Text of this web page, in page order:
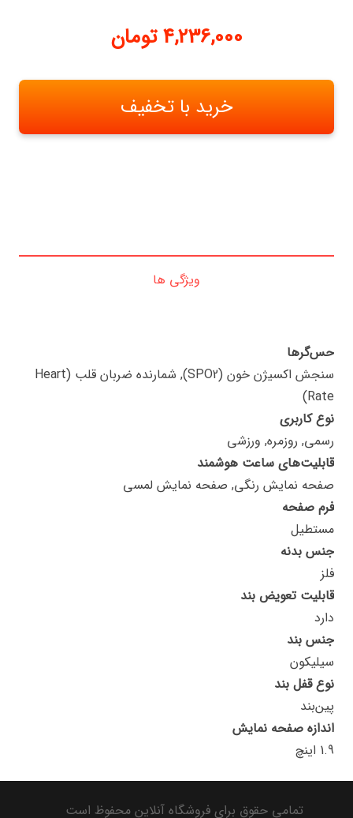
4,236,000 تومان
خرید با تخفیف
ویژگی ها
حس‌گرها
سنجش اکسیژن خون (SPO2), شمارنده ضربان قلب (Heart
Rate)
نوع کاربری
رسمی, روزمره, ورزشی
قابلیت‌های ساعت هوشمند
صفحه نمایش رنگی, صفحه نمایش لمسی
فرم صفحه
مستطیل
جنس بدنه
فلز
قابلیت تعویض بند
دارد
جنس بند
سیلیکون
نوع قفل بند
پین‌بند
اندازه صفحه نمایش
1.9 اینچ
تمامی حقوق برای فروشگاه آنلاین محفوظ است